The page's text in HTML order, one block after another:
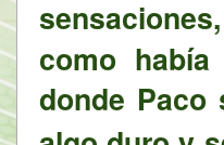
como
donde